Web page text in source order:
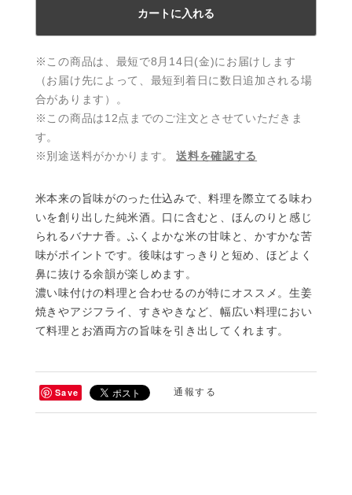
カートに入れる
※この商品は、最短で8月14日(金)にお届けします
（お届け先によって、最短到着日に数日追加される場
合があります）。
※この商品は12点までのご注文とさせていただきま
す。
※別途送料がかかります。
送料を確認する
米本来の旨味がのった仕込みで、料理を際立てる味わ
いを創り出した純米酒。口に含むと、ほんのりと感じ
られるバナナ香。ふくよかな米の甘味と、かすかな苦
味がポイントです。後味はすっきりと短め、ほどよく
鼻に抜ける余韻が楽しめます。
濃い味付けの料理と合わせるのが特にオススメ。生姜
焼きやアジフライ、すきやきなど、幅広い料理におい
て料理とお酒両方の旨味を引き出してくれます。
Save 通報する